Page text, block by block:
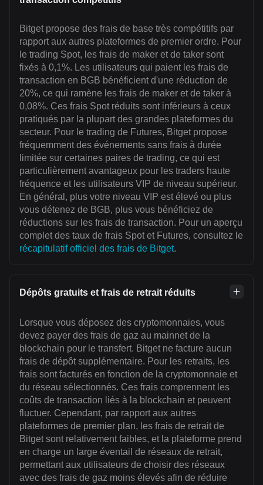
Bitget propose des frais de base très compétitifs par
rapport aux autres plateformes de premier ordre. Pour
le trading Spot, les frais de maker et de taker sont
fixés à 0,1%. Les utilisateurs qui paient les frais de
transaction en BGB bénéficient d'une réduction de
20%, ce qui ramène les frais de maker et de taker à
0,08%. Ces frais Spot réduits sont inférieurs à ceux
pratiqués par la plupart des grandes plateformes du
secteur. Pour le trading de Futures, Bitget propose
fréquemment des événements sans frais à durée
limitée sur certaines paires de trading, ce qui est
particulièrement avantageux pour les traders haute
fréquence et les utilisateurs VIP de niveau supérieur.
En général, plus votre niveau VIP est élevé ou plus
vous détenez de BGB, plus vous bénéficiez de
réductions sur les frais de transaction. Pour un aperçu
complet des taux de frais Spot et Futures, consultez le
récapitulatif officiel des frais de Bitget.
Dépôts gratuits et frais de retrait réduits
Lorsque vous déposez des cryptomonnaies, vous
devez payer des frais de gaz au mainnet de la
blockchain pour le transfert. Bitget ne facture aucun
frais de dépôt supplémentaire. Pour les retraits, les
frais sont facturés en fonction de la cryptomonnaie et
du réseau sélectionnés. Ces frais comprennent les
coûts de transaction liés à la blockchain et peuvent
fluctuer. Cependant, par rapport aux autres
plateformes de premier plan, les frais de retrait de
Bitget sont relativement faibles, et la plateforme prend
en charge un large éventail de réseaux de retrait,
permettant aux utilisateurs de choisir des réseaux
avec des frais de gaz moins élevés afin de réduire